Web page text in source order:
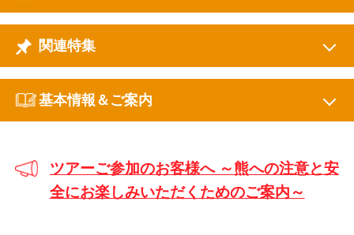
関連特集
基本情報＆ご案内
ツアーご参加のお客様へ ～熊への注意と安
全にお楽しみいただくためのご案内～